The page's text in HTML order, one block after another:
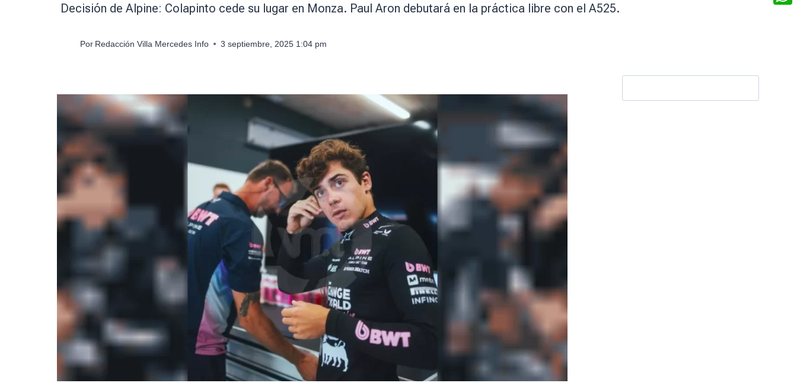
Decisión de Alpine: Colapinto cede su lugar en Monza. Paul Aron debutará en la práctica libre con el A525.
Por Redacción Villa Mercedes Info 3 septiembre, 2025 1:04 pm